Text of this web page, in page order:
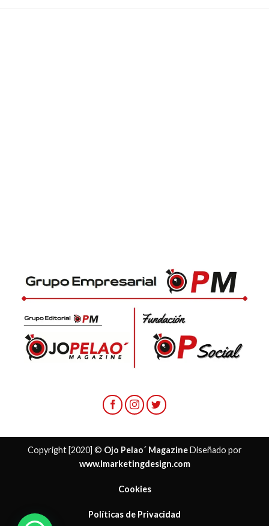
Copyright [2020] © Ojo Pelao´ MagazineDiseñado por
www.lmarketingdesign.com
Cookies
Políticas de Privacidad